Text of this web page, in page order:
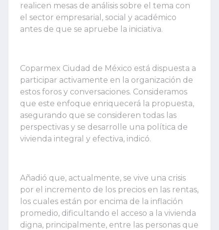
realicen mesas de análisis sobre el tema con
el sector empresarial, social y académico
antes de que se apruebe la iniciativa.
Coparmex Ciudad de México está dispuesta a
participar activamente en la organización de
estos foros y conversaciones. Consideramos
que este enfoque enriquecerá la propuesta,
asegurando que se consideren todas las
perspectivas y se desarrolle una política de
vivienda integral y efectiva, indicó.
Añadió que, actualmente, se vive una crisis
por el incremento de los precios en las rentas,
los cuales están por encima de la inflación
promedio, dificultando el acceso a la vivienda
digna, principalmente, entre las personas que